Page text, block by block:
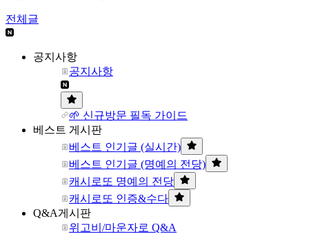
전체글
공지사항
공지사항
🌱 신규방문 필독 가이드
베스트 게시판
베스트 인기글 (실시간)
베스트 인기글 (명예의 전당)
캐시로또 명예의 전당
캐시로또 인증&수다
Q&A게시판
위고비/마운자로 Q&A